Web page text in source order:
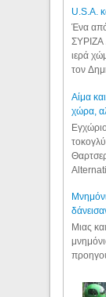
U.S.A.
Ένα
ΣΥΡΙΖΑ
ιερά
τον
Αίμα
χώρα,
Μιας